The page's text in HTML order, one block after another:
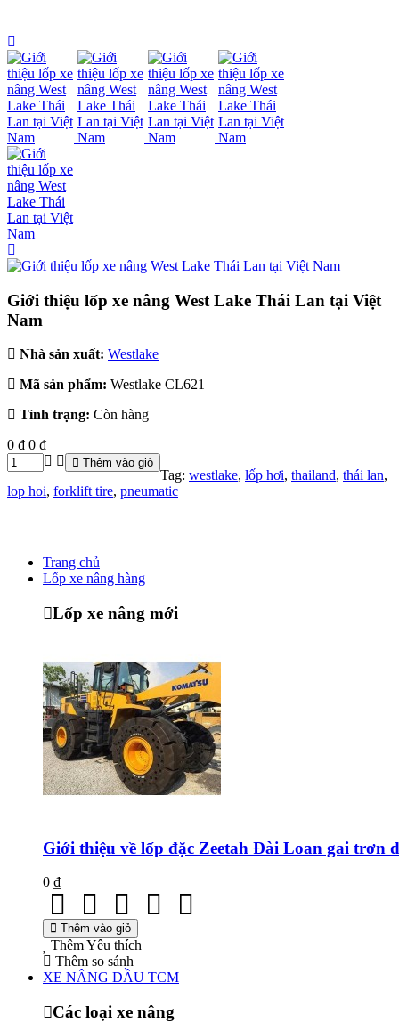
Giới thiệu lốp xe nâng West Lake Thái Lan tại Việt
Nam
Nhà sản xuất: Westlake
Mã sản phẩm: Westlake CL621
Tình trạng: Còn hàng
0 ₫ 0 ₫
Thêm vào giỏ
Tag: westlake, lốp hơi, thailand, thái lan,
lop hoi, forklift tire, pneumatic
Trang chủ
Lốp xe nâng hàng
Lốp xe nâng mới
Giới thiệu về lốp đặc Zeetah Đài Loan gai trơn
0 ₫
Thêm vào giỏ
Thêm Yêu thích
Thêm so sánh
XE NÂNG DẦU TCM
Các loại xe nâng